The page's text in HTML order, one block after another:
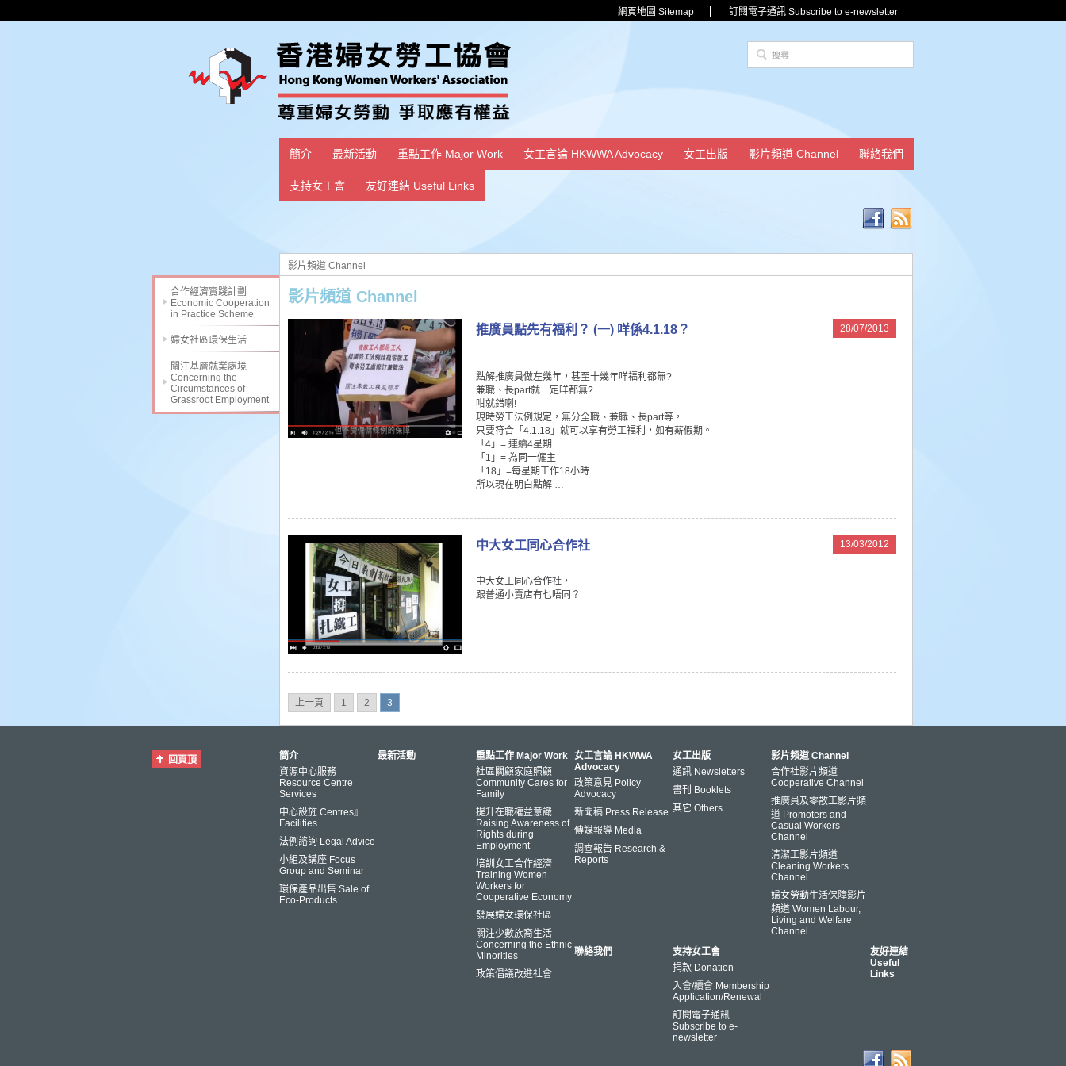
網頁地圖 Sitemap 訂閱電子通訊 Subscribe to e-newsletter
簡介 最新活動 重點工作 Major Work 女工言論 HKWWA Advocacy 女工出版 影片頻道 Channel 聯絡我們
支持女工會 友好連結 Useful Links
合作經濟實踐計劃
Economic Cooperation
in Practice Scheme
婦女社區環保生活
關注基層就業處境
Concerning the
Circumstances of
Grassroot Employment
影片頻道 Channel
影片頻道 Channel
28/07/2013
推廣員點先有福利？ (一) 咩係4.1.18？
點解推廣員做左幾年，甚至十幾年咩福利都無?
兼職、長part就一定咩都無?
咁就錯喇!
現時勞工法例規定，無分全職、兼職、長part等，
只要符合「4.1.18」就可以享有勞工福利，如有薪假期。
「4」= 連續4星期
「1」= 為同一僱主
「18」=每星期工作18小時
所以現在明白點解 …
13/03/2012
中大女工同心合作社
中大女工同心合作社，
跟普通小賣店有乜唔同？
上一頁 1 2 3
回頁頂
簡介
資源中心服務
Resource Centre
Services
中心設施 Centres』
Facilities
法例諮詢 Legal Advice
小組及講座 Focus
Group and Seminar
環保產品出售 Sale of
Eco-Products
最新活動
重點工作 Major Work
社區關顧家庭照顧
Community Cares for
Family
提升在職權益意識
Raising Awareness of
Rights during
Employment
培訓女工合作經濟
Training Women
Workers for
Cooperative Economy
發展婦女環保社區
關注少數族裔生活
Concerning the Ethnic
Minorities
政策倡議改進社會
女工言論 HKWWA
Advocacy
政策意見 Policy
Advocacy
新聞稿 Press Release
傳媒報導 Media
調查報告 Research &
Reports
女工出版
通訊 Newsletters
書刊 Booklets
其它 Others
影片頻道 Channel
合作社影片頻道
Cooperative Channel
推廣員及零散工影片頻
道 Promoters and
Casual Workers
Channel
清潔工影片頻道
Cleaning Workers
Channel
婦女勞動生活保障影片
頻道 Women Labour,
Living and Welfare
Channel
聯絡我們
支持女工會
捐款 Donation
入會/續會 Membership
Application/Renewal
訂閱電子通訊
Subscribe to e-
newsletter
友好連結
Useful
Links